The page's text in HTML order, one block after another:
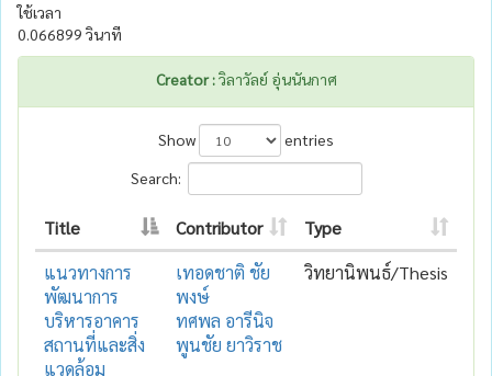
ใช้เวลา
0.066899 วินาที
Creator :วิลาวัลย์ อุ่นนันกาศ
Show
entries
Search:
Title Contributor
Type
แนวทางการ
พัฒนาการ
บริหารอาคาร
สถานที่และสิ่ง
แวดล้อม
เทอดชาติ ชัย
พงษ์
ทศพล อารีนิจ
พูนชัย ยาวิราช
วิทยานิพนธ์/Thesis